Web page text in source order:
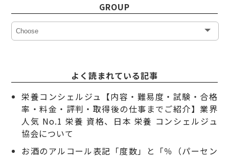
GROUP
よく読まれている記事
栄養コンシェルジュ【内容・難易度・試験・合格
率・料金・評判・取得後の仕事までご紹介】業界
人気 No.1 栄養 資格、日本 栄養 コンシェルジュ
協会について
お酒のアルコール表記「度数」と「％（パーセン